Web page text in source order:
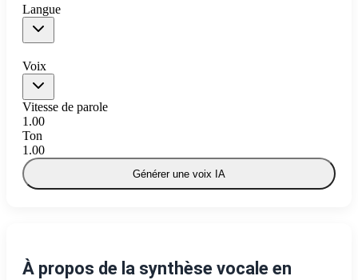
Langue
Voix
Vitesse de parole
1.00
Ton
1.00
Générer une voix IA
À propos de la synthèse vocale en